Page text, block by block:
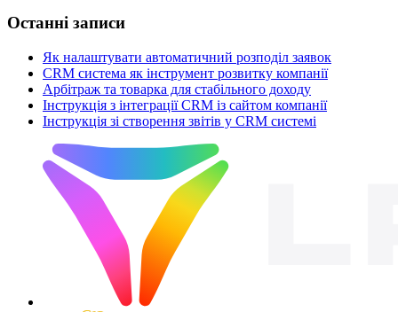
Останні записи
Як налаштувати автоматичний розподіл заявок
CRM система як інструмент розвитку компанії
Арбітраж та товарка для стабільного доходу
Інструкція з інтеграції CRM із сайтом компанії
Інструкція зі створення звітів у CRM системі